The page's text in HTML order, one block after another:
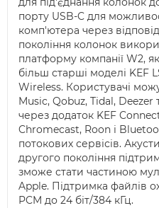
порту USB-C для
комп'ютера через
покоління колонок
платформу компанії W2,
більш старші моделі KEF
Wireless. Користувачі
Music, Qobuz, Tidal, Deezer
через додаток KEF
Chromecast, Roon і
потокових сервісів.
другого покоління
зможе стати частиною
Apple. Підтримка файлів
PCM до 24 біт/384 кГц.